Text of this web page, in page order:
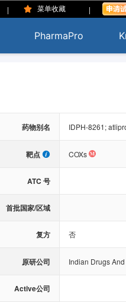
| 菜单收藏 |
PharmaPro
药物别名 IDPH-8261;
靶点 COXs
ATC 号
首批国家/区域
复方 否
原研公司 Indian Drugs
Active公司